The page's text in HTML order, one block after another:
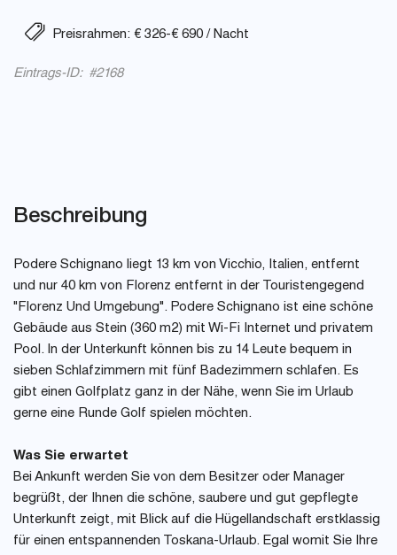
Preisrahmen: € 326-€ 690 / Nacht
Eintrags-ID: #2168
Beschreibung
Podere Schignano liegt 13 km von Vicchio, Italien, entfernt
und nur 40 km von Florenz entfernt in der Touristengegend
"Florenz Und Umgebung". Podere Schignano ist eine schöne
Gebäude aus Stein (360 m2) mit Wi-Fi Internet und privatem
Pool. In der Unterkunft können bis zu 14 Leute bequem in
sieben Schlafzimmern mit fünf Badezimmern schlafen. Es
gibt einen Golfplatz ganz in der Nähe, wenn Sie im Urlaub
gerne eine Runde Golf spielen möchten.
Was Sie erwartet
Bei Ankunft werden Sie von dem Besitzer oder Manager
begrüßt, der Ihnen die schöne, saubere und gut gepflegte
Unterkunft zeigt, mit Blick auf die Hügellandschaft erstklassig
für einen entspannenden Toskana-Urlaub. Egal womit Sie Ihre